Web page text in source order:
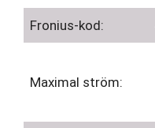
Fronius-kod:
Maximal ström: